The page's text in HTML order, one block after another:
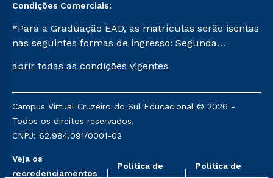
Condições Comerciais:
*Para a Graduação EAD, as matrículas serão isentas
nas seguintes formas de ingresso: Segunda
Já para as demais, a taxa de matrícula será de R$
mencionadas são referentes aos cursos: Ensino
Religioso, Geografia para a Docência e Metodologia
do Ensino de História: Questões Atuais.
abrir todas as condições vigentes
Campus Virtual Cruzeiro do Sul Educacional © 2026 -
Todos os direitos reservados.
CNPJ: 62.984.091/0001-02
Veja os
recredenciamentos
Política de
Política de